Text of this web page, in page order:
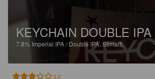
KEYCHAIN DOUBLE IPA
7.8% Imperial IPA / Double IPA. Stimalti.
3.2